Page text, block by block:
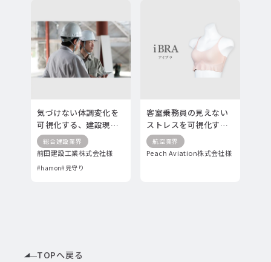
気づけない体調変化を
可視化する、建設現場
のウェアラブル見守り
導入事例
総合建設業界
前田建設工業株式会社様
#hamon#見守り
客室乗務員の見えない
ストレスを可視化す
る、iBRA共同開発事例
航空業界
Peach Aviation株式会社様
TOPへ戻る